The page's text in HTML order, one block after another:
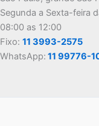
Segunda a Sexta-feira
08:00 as 12:00
Fixo: 11 3993-2575
WhatsApp: 11 99776-